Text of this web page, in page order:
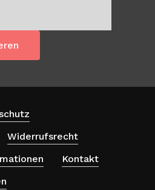
Widerrufsrecht
Kontakt